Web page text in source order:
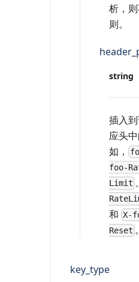
析，
则。
string
插入
应头
如，
foo-
Limit
和 X-
Reset
key_type